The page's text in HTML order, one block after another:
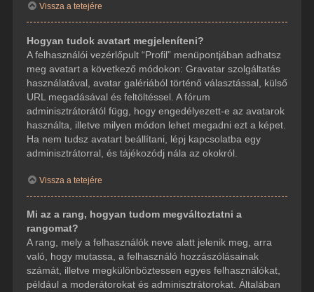
Vissza a tetejére
Hogyan tudok avatart megjeleníteni?
A felhasználói vezérlőpult “Profil” menüpontjában adhatsz
meg avatart a következő módokon: Gravatar szolgáltatás
használatával, avatar galériából történő választással, külső
URL megadásával és feltöltéssel. A fórum
adminisztrátorától függ, hogy engedélyezett-e az avatarok
használta, illetve milyen módon lehet megadni ezt a képet.
Ha nem tudsz avatart beállítani, lépj kapcsolatba egy
adminisztrátorral, és tájékozódj nála az okokról.
Vissza a tetejére
Mi az a rang, hogyan tudom megváltoztatni a
rangomat?
A rang, mely a felhasználók neve alatt jelenik meg, arra
való, hogy mutassa, a felhasználó hozzászólásainak
számát, illetve megkülönböztessen egyes felhasználókat,
például a moderátorokat és adminisztrátorokat. Általában